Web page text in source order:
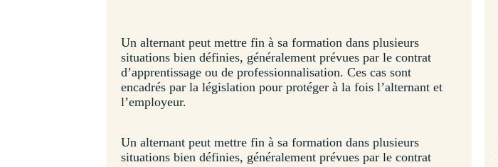
Un alternant peut mettre fin à sa formation dans plusieurs
situations bien définies, généralement prévues par le contrat
d’apprentissage ou de professionnalisation. Ces cas sont
encadrés par la législation pour protéger à la fois l’alternant et
l’employeur.
Un alternant peut mettre fin à sa formation dans plusieurs
situations bien définies, généralement prévues par le contrat